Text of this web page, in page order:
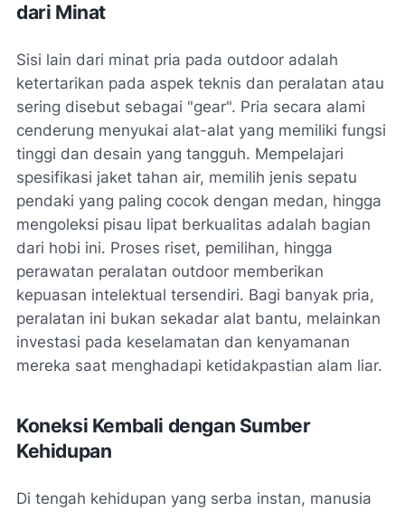
dari Minat
Sisi lain dari minat pria pada outdoor adalah
ketertarikan pada aspek teknis dan peralatan atau
sering disebut sebagai "gear". Pria secara alami
cenderung menyukai alat-alat yang memiliki fungsi
tinggi dan desain yang tangguh. Mempelajari
spesifikasi jaket tahan air, memilih jenis sepatu
pendaki yang paling cocok dengan medan, hingga
mengoleksi pisau lipat berkualitas adalah bagian
dari hobi ini. Proses riset, pemilihan, hingga
perawatan peralatan outdoor memberikan
kepuasan intelektual tersendiri. Bagi banyak pria,
peralatan ini bukan sekadar alat bantu, melainkan
investasi pada keselamatan dan kenyamanan
mereka saat menghadapi ketidakpastian alam liar.
Koneksi Kembali dengan Sumber
Kehidupan
Di tengah kehidupan yang serba instan, manusia